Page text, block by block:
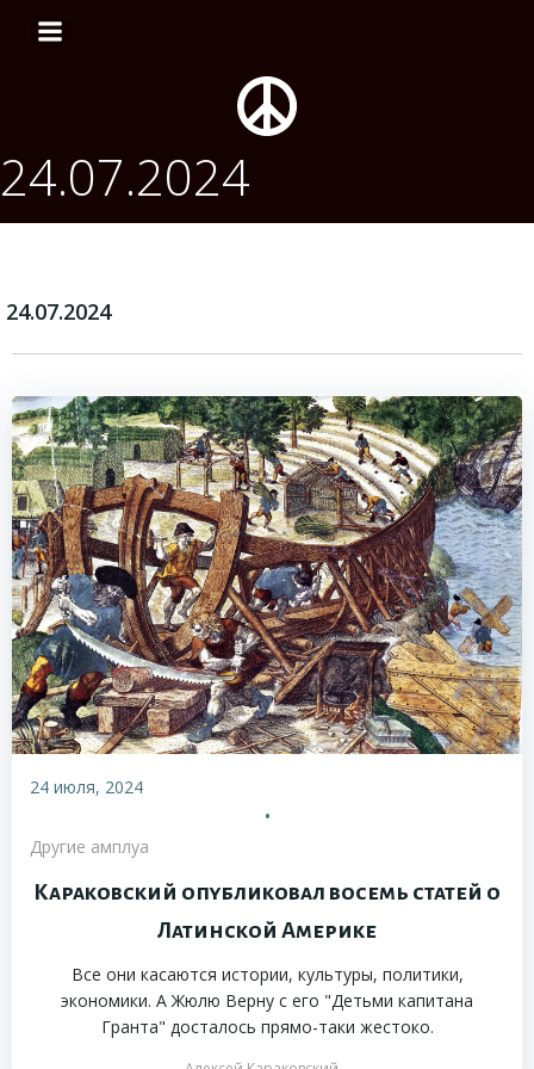
содержимому
24.07.2024
24.07.2024
24 июля, 2024
•
Другие амплуа
Караковский опубликовал восемь статей о
Латинской Америке
Все они касаются истории, культуры, политики,
экономики. А Жюлю Верну с его "Детьми капитана
Гранта" досталось прямо-таки жестоко.